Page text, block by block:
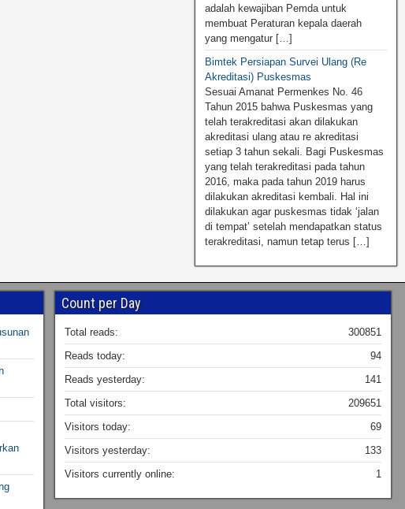
adalah kewajiban Pemda untuk
membuat Peraturan kepala daerah
yang mengatur […]
Bimtek Persiapan Survei Ulang (Re
Akreditasi) Puskesmas
Sesuai Amanat Permenkes No. 46
Tahun 2015 bahwa Puskesmas yang
telah terakreditasi akan dilakukan
akreditasi ulang atau re akreditasi
setiap 3 tahun sekali. Bagi Puskesmas
yang telah terakreditasi pada tahun
2016, maka pada tahun 2019 harus
dilakukan akreditasi kembali. Hal ini
dilakukan agar puskesmas tidak ‘jalan
di tempat’ setelah mendapatkan status
terakreditasi, namun tetap terus […]
Count per Day
300851
Total reads:
94
Reads today:
141
Reads yesterday:
209651
Total visitors:
69
Visitors today:
133
Visitors yesterday:
1
Visitors currently online: